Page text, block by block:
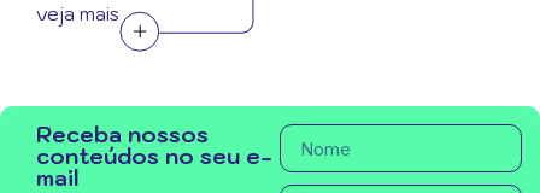
veja mais
Receba nossos
conteúdos no seu e-
mail